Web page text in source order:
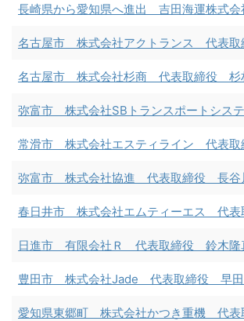
長崎県から愛知県へ進出 吉田海運株式会
名古屋市 株式会社アクトランス 代表
名古屋市 株式会社杉商 代表取締役 杉
弥富市 株式会社SBトランスポートシ
常滑市 株式会社エスティライン 代表
弥富市 株式会社協進 代表取締役 長谷
春日井市 株式会社エムティーエス 代
日進市 有限会社Ｒ 代表取締役 鈴木隆
豊田市 株式会社Jade 代表取締役 早田
愛知県東郷町 株式会社かつき重機 代